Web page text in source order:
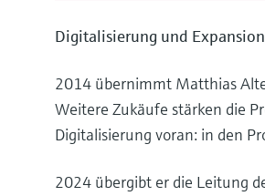
Digitalisierung und Expansion
2014 übernimmt Matthias
Weitere Zukäufe stärken die
Digitalisierung voran: in den
2024 übergibt er die Leitung